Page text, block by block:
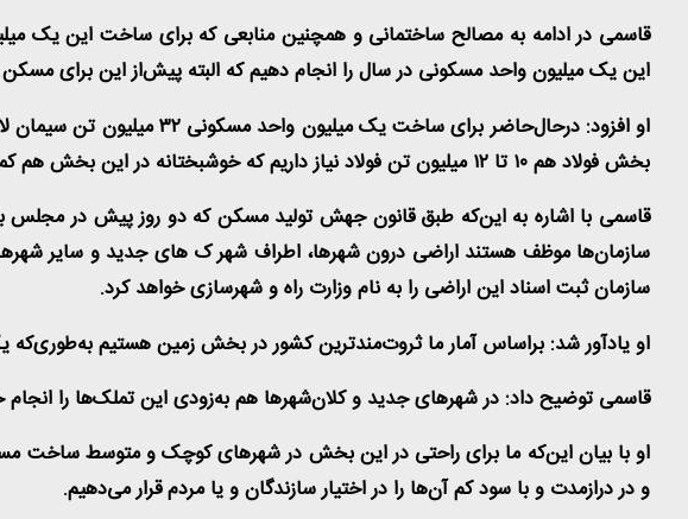
قاسمی در ادامه به مصالح ساختمانی و همچنین منابعی که برای ساخت این یک
این یک میلیون واحد مسکونی در سال را انجام دهیم که البته پیش‌از این برای
او افزود: درحال‌حاضر برای ساخت یک میلیون واحد مسکونی۳۲میلیون تن سیمان
بخش فولاد هم۱۰تا ۱۲میلیون تن فولاد نیاز داریم که خوشبختانه در این بخش هم
قاسمی با اشاره به این‌که طبق قانون جهش تولید مسکن که دو روز پیش در مجلس
سازمان‌ها موظف هستند اراضی درون شهرها، اطراف شهر ک های جدید و سایر شهرها
سازمان ثبت اسناد این اراضی را به نام وزارت راه و شهرسازی خواهد کرد.
او یادآور شد: براساس آمار ما ثروت‌مندترین کشور در بخش زمین هستیم
قاسمی توضیح داد: در شهرهای جدید و کلان‌شهرها هم به‌زودی این تملک‌ها را
او با بیان این‌که ما برای راحتی در این بخش در شهرهای کوچک و متوسط ساخت
و در درازمدت و با سود کم آن‌ها را در اختیار سازندگان و یا مردم قرار می‌دهیم.